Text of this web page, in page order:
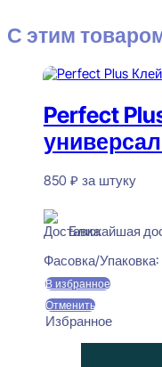
С этим
Perfect
850 ₽ за штуку
Ближайшая
Фасовка/Упаковка:
В избранное
Отменить
Избранное